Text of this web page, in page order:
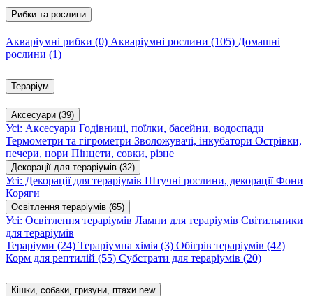
Рибки та рослини
Акваріумні рибки (0) Акваріумні рослини (105) Домашні
рослини (1)
Тераріум
Аксесуари (39)
Усі: Аксесуари Годівниці, поїлки, басейни, водоспади
Термометри та гігрометри Зволожувачі, інкубатори Острівки,
печери, нори Пінцети, совки, різне
Декорації для тераріумів (32)
Усі: Декорації для тераріумів Штучні рослини, декораціїФони
Коряги
Освітлення тераріумів (65)
Усі: Освітлення тераріумів Лампи для тераріумів Світильники
для тераріумів
Тераріуми (24) Тераріумна хімія (3) Обігрів тераріумів (42)
Корм для рептилій (55) Субстрати для тераріумів (20)
Кішки, собаки, гризуни, птахи new